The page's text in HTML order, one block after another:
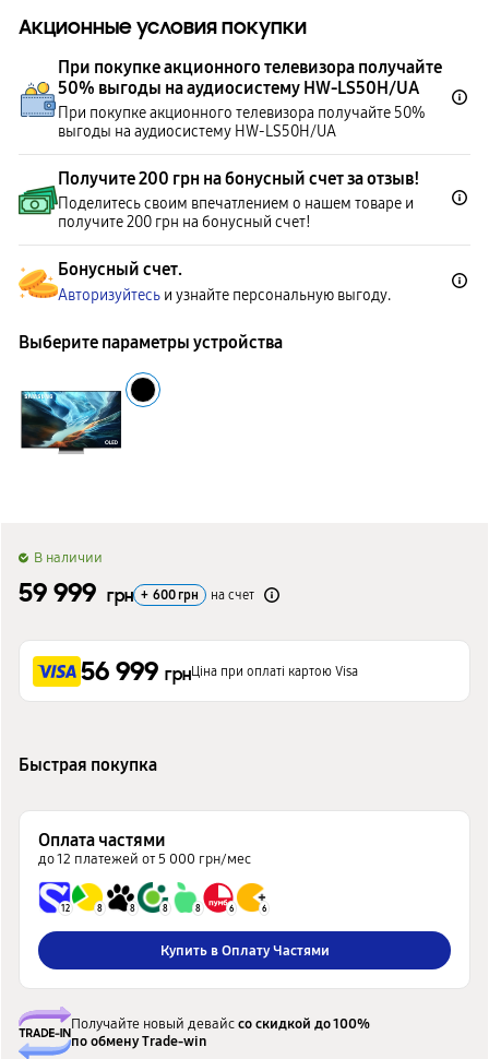
Акционные условия покупки
При покупке акционного телевизора получайте
50% выгоды на аудиосистему HW-LS50H/UA
При покупке акционного телевизора получайте 50%
выгоды на аудиосистему HW-LS50H/UA
Получите 200 грн на бонусный счет за отзыв!
Поделитесь своим впечатлением о нашем товаре и
получите 200 грн на бонусный счет!
Бонусный счет.
Авторизуйтесь и узнайте персональную выгоду.
Выберите параметры устройства
B наличии
59 999 грн + 600 грн на счет
56 999 грнЦіна при оплаті картою Visa
Быстрая покупка
Оплата частями
до 12 платежей от 5 000 грн/мес
12 8 8 8 8 6 6
Купить в Оплату Частями
Получайте новый девайссо скидкой до 100%
по обмену Trade-win